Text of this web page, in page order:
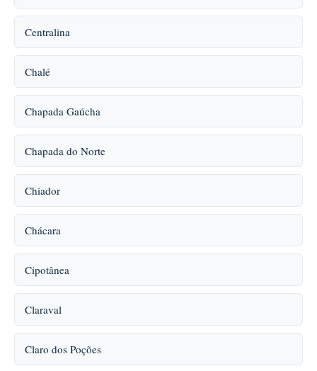
Centralina
Chalé
Chapada Gaúcha
Chapada do Norte
Chiador
Chácara
Cipotânea
Claraval
Claro dos Poções